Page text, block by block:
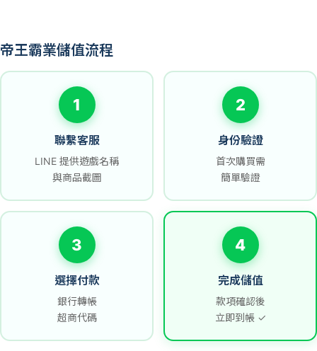
帝王霸業儲值流程
1
聯繫客服
LINE 提供遊戲名稱
與商品截圖
2
身份驗證
首次購買需
簡單驗證
3
選擇付款
銀行轉帳
超商代碼
4
完成儲值
款項確認後
立即到帳 ✓